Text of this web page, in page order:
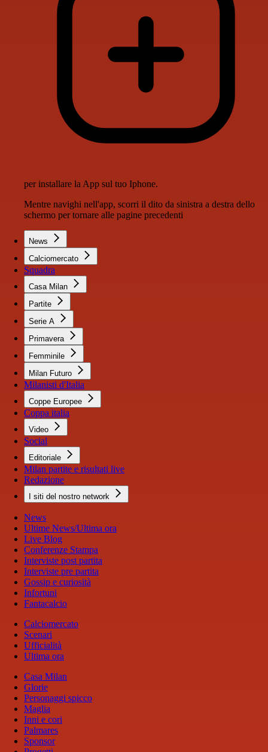
per installare la App sul tuo Iphone.
Mentre navighi nell'app, scorri il dito da sinistra a destra dello
schermo per tornare alle pagine precedenti
News
Calciomercato
Squadra
Casa Milan
Partite
Serie A
Primavera
Femminile
Milan Futuro
Milanisti d'Italia
Coppe Europee
Coppa italia
Video
Social
Editoriale
Milan partite e risultati live
Redazione
I siti del nostro network
News
Ultime News/Ultima ora
Live Blog
Conferenze Stampa
Interviste post partita
Interviste pre partita
Gossip e curiosità
Infortuni
Fantacalcio
Calciomercato
Scenari
Ufficialità
Ultima ora
Casa Milan
Glorie
Personaggi spicco
Maglia
Inni e cori
Palmares
Sponsor